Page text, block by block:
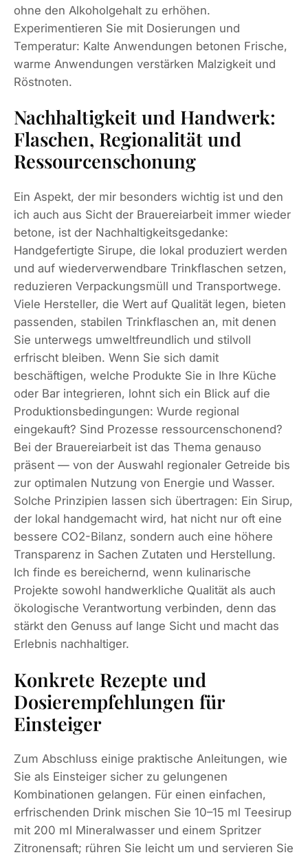
ohne den Alkoholgehalt zu erhöhen.
Experimentieren Sie mit Dosierungen und
Temperatur: Kalte Anwendungen betonen Frische,
warme Anwendungen verstärken Malzigkeit und
Röstnoten.
Nachhaltigkeit und Handwerk:
Flaschen, Regionalität und
Ressourcenschonung
Ein Aspekt, der mir besonders wichtig ist und den
ich auch aus Sicht der Brauereiarbeit immer wieder
betone, ist der Nachhaltigkeitsgedanke:
Handgefertigte Sirupe, die lokal produziert werden
und auf wiederverwendbare Trinkflaschen setzen,
reduzieren Verpackungsmüll und Transportwege.
Viele Hersteller, die Wert auf Qualität legen, bieten
passenden, stabilen Trinkflaschen an, mit denen
Sie unterwegs umweltfreundlich und stilvoll
erfrischt bleiben. Wenn Sie sich damit
beschäftigen, welche Produkte Sie in Ihre Küche
oder Bar integrieren, lohnt sich ein Blick auf die
Produktionsbedingungen: Wurde regional
eingekauft? Sind Prozesse ressourcenschonend?
Bei der Brauereiarbeit ist das Thema genauso
präsent — von der Auswahl regionaler Getreide bis
zur optimalen Nutzung von Energie und Wasser.
Solche Prinzipien lassen sich übertragen: Ein Sirup,
der lokal handgemacht wird, hat nicht nur oft eine
bessere CO2-Bilanz, sondern auch eine höhere
Transparenz in Sachen Zutaten und Herstellung.
Ich finde es bereichernd, wenn kulinarische
Projekte sowohl handwerkliche Qualität als auch
ökologische Verantwortung verbinden, denn das
stärkt den Genuss auf lange Sicht und macht das
Erlebnis nachhaltiger.
Konkrete Rezepte und
Dosierempfehlungen für
Einsteiger
Zum Abschluss einige praktische Anleitungen, wie
Sie als Einsteiger sicher zu gelungenen
Kombinationen gelangen. Für einen einfachen,
erfrischenden Drink mischen Sie 10–15 ml Teesirup
mit 200 ml Mineralwasser und einem Spritzer
Zitronensaft; rühren Sie leicht um und servieren Sie